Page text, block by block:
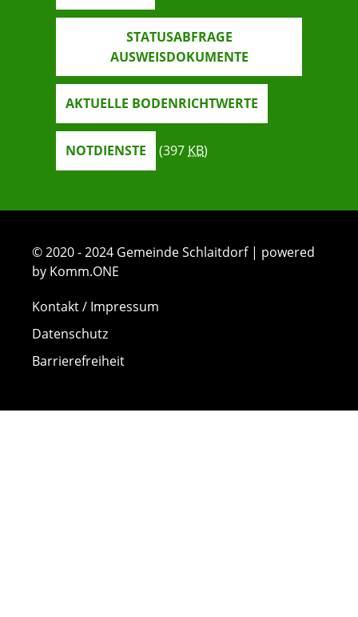
STATUSABFRAGE
AUSWEISDOKUMENTE
AKTUELLE BODENRICHTWERTE
NOTDIENSTE (397 KB)
© 2020 - 2024 Gemeinde Schlaitdorf | powered
by Komm.ONE
Kontakt / Impressum
Datenschutz
Barrierefreiheit